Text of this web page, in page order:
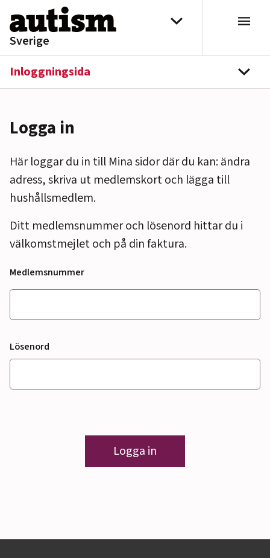
Hoppa till innehåll
Sverige
Välj distrikt
Inloggningsida
Logga in
Här loggar du in till Mina sidor där du kan: ändra
adress, skriva ut medlemskort och lägga till
hushållsmedlem.
Ditt medlemsnummer och lösenord hittar du i
välkomstmejlet och på din faktura.
Medlemsnummer
Lösenord
Logga in